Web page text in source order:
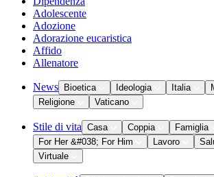
Adolescente
Adozione
Adorazione eucaristica
Affido
Allenatore
News Bioetica Ideologia Italia
Religione
Vaticano
Stile di vita Casa Coppia
Famiglia
For Her &#038; For Him
Lavoro
Virtuale